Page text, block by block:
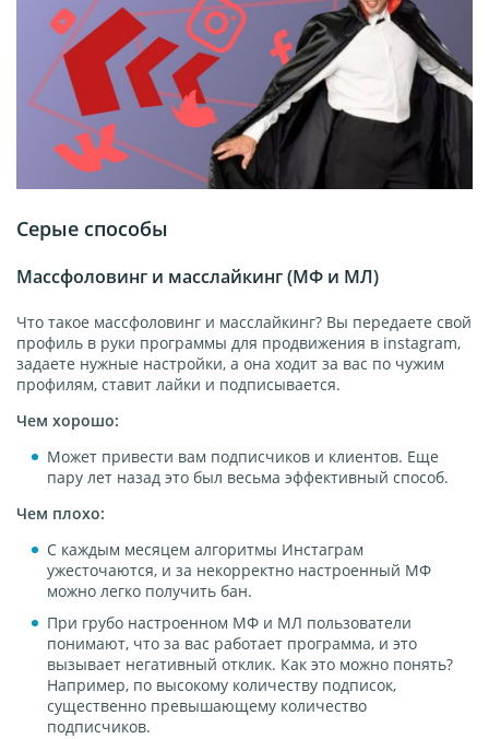
Серые способы
Массфоловинг и масслайкинг (МФ и МЛ)
Что такое массфоловинг и масслайкинг? Вы передаете свой
профиль в руки программы для продвижения в instagram,
задаете нужные настройки, а она ходит за вас по чужим
профилям, ставит лайки и подписывается.
Чем хорошо:
Может привести вам подписчиков и клиентов. Еще
пару лет назад это был весьма эффективный способ.
Чем плохо:
С каждым месяцем алгоритмы Инстаграм
ужесточаются, и за некорректно настроенный МФ
можно легко получить бан.
При грубо настроенном МФ и МЛ пользователи
понимают, что за вас работает программа, и это
вызывает негативный отклик. Как это можно понять?
Например, по высокому количеству подписок,
существенно превышающему количество
подписчиков.